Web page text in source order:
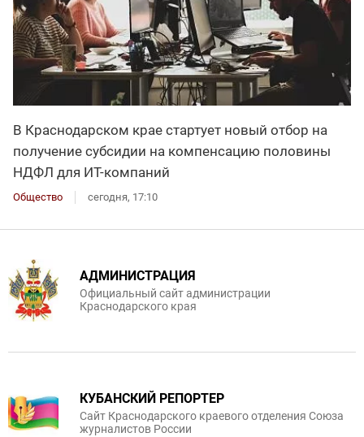
В Краснодарском крае стартует новый отбор на
получение субсидии на компенсацию половины
НДФЛ для ИT-компаний
Общество сегодня, 17:10
АДМИНИСТРАЦИЯ
Официальный сайт администрации
Краснодарского края
КУБАНСКИЙ РЕПОРТЕР
Сайт Краснодарского краевого отделения Союза
журналистов России